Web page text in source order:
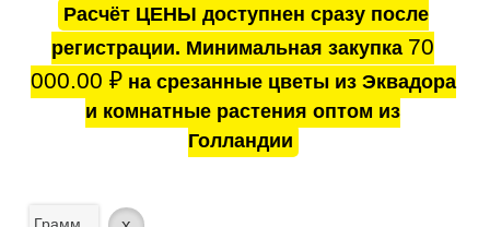
Расчёт ЦЕНЫ доступнен сразу после
регистрации. Минимальная закупка 70
000.00 ₽на срезанные цветы из Эквадора
и комнатные растения оптом из
Голландии
Грамм